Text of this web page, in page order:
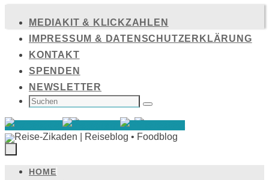
Inhalt
springen
MEDIAKIT & KLICKZAHLEN
IMPRESSUM & DATENSCHUTZERKLÄRUNG
KONTAKT
SPENDEN
NEWSLETTER
SUCHEN
NACH: Suchen
Zum
HOME